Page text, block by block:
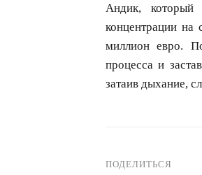
Андик, который
концентрации на
миллион евро.
процесса и
затаив дыхание,
ПОДЕЛИТЬСЯ